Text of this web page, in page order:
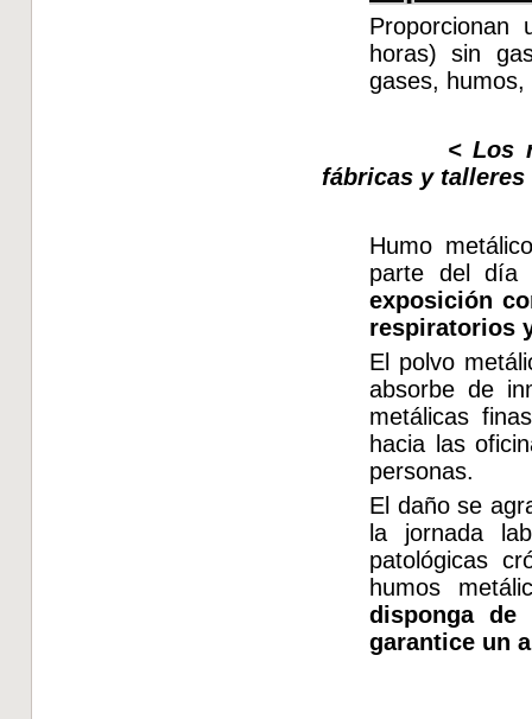
Proporcionan
horas) sin
gases,
<Los
fábricas y talleres
Humo
parte del día
exposición
respiratorios
El polvo
absorbe de
metálicas
hacia las
personas.
El daño se
la jornada
patológicas
humos
disponga
garantice un